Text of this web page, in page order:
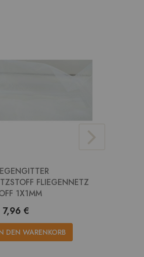
FLIEGENNETZ
1X1MM
7,96 €
DEN WARENKORB